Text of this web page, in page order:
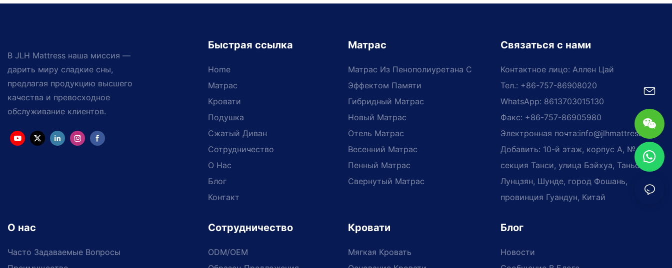
В JLH Mattress наша миссия —
дарить миру сладкие сны,
предлагая продукцию высшего
качества и превосходное
обслуживание клиентов.
Быстрая ссылка
Home
Матрас
Кровати
Подушка
Сжатый Диван
Сотрудничество
О Нас
Блог
Контакт
Матрас
Матрас Из Пенополиуретана С
Эффектом Памяти
Гибридный Матрас
Новый Матрас
Отель Матрас
Весенний Матрас
Пенный Матрас
Свернутый Матрас
Связаться с нами
Контактное лицо: Аллен Цай
Тел.: +86-757-86908020
WhatsApp: 8613703015130
Факс: +86-757-86905980
Электронная почта:info@jlhmattress.cn
Добавить: 10-й этаж, корпус A, № 81,
секция Танси, улица Бэйхуа, Таньси,
Лунцзян, Шунде, город Фошань,
провинция Гуандун, Китай
О нас
Часто Задаваемые Вопросы
Сотрудничество
ODM/OEM
Кровати
Мягкая Кровать
Блог
Новости